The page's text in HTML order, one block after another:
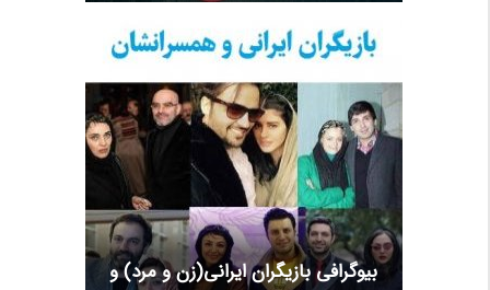
بیوگرافی بازیگران ایرانی(زن و مرد) و